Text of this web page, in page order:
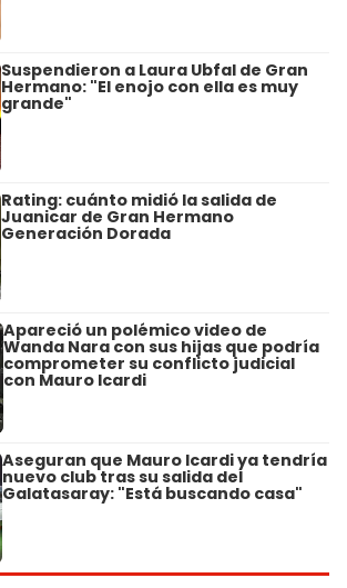
Suspendieron a Laura Ubfal de Gran
Hermano: "El enojo con ella es muy
grande"
Rating: cuánto midió la salida de
Juanicar de Gran Hermano
Generación Dorada
Apareció un polémico video de
Wanda Nara con sus hijas que podría
comprometer su conflicto judicial
con Mauro Icardi
Aseguran que Mauro Icardi ya tendría
nuevo club tras su salida del
Galatasaray: "Está buscando casa"